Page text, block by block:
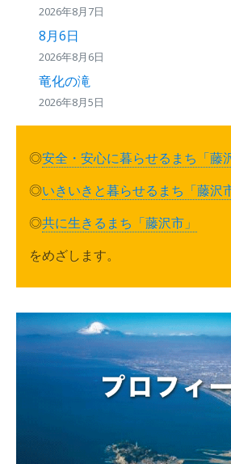
2026年8月7日
8月6日
2026年8月6日
竜化の滝
2026年8月5日
◎安全・安心に暮らせるまち「藤
◎いきいきと暮らせるまち「藤沢
◎共に生きるまち「藤沢市」
をめざします。